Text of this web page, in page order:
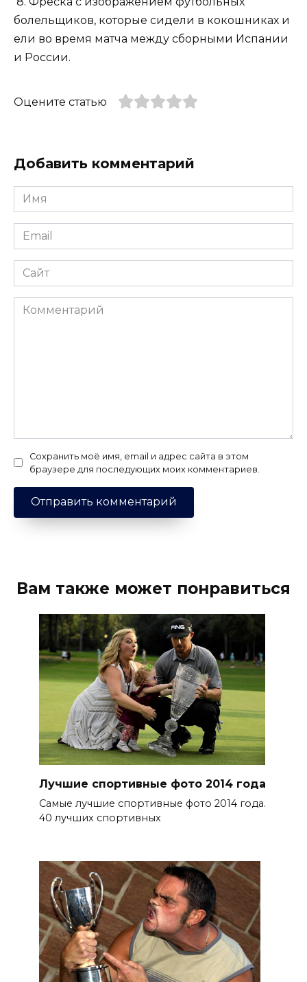
болельщиков, которые сидели в кокошниках и
ели во время матча между сборными Испании
и России.
Оцените статью
Добавить комментарий
Имя
*
Email
*
Сайт
Комментарий
Сохранить моё имя, email и адрес сайта в этом
браузере для последующих моих комментариев.
Вам также может понравиться
Лучшие спортивные фото 2014 года
Самые лучшие спортивные фото 2014 года.
40 лучших спортивных